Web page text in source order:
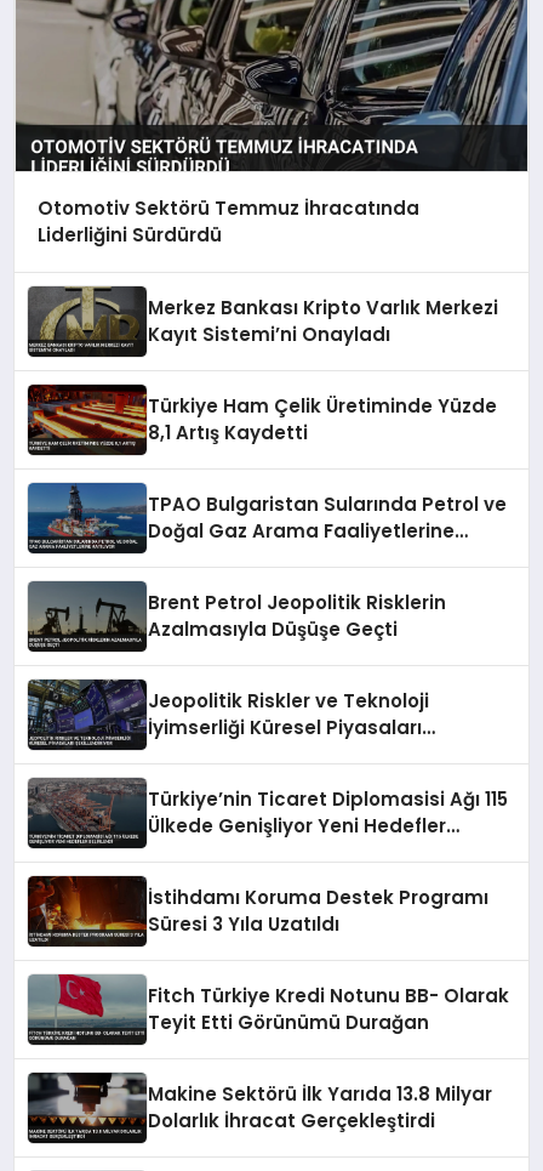
Otomotiv Sektörü Temmuz İhracatında
Liderliğini Sürdürdü
Merkez Bankası Kripto Varlık Merkezi
Kayıt Sistemi’ni Onayladı
Türkiye Ham Çelik Üretiminde Yüzde
8,1 Artış Kaydetti
TPAO Bulgaristan Sularında Petrol ve
Doğal Gaz Arama Faaliyetlerine
Brent Petrol Jeopolitik Risklerin
Azalmasıyla Düşüşe Geçti
Jeopolitik Riskler ve Teknoloji
İyimserliği Küresel Piyasaları
Türkiye’nin Ticaret Diplomasisi Ağı 115
Ülkede Genişliyor Yeni Hedefler
İstihdamı Koruma Destek Programı
Süresi 3 Yıla Uzatıldı
Fitch Türkiye Kredi Notunu BB- Olarak
Teyit Etti Görünümü Durağan
Makine Sektörü İlk Yarıda 13.8 Milyar
Dolarlık İhracat Gerçekleştirdi